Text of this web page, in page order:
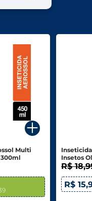
Multi
Insetos
Essencial
R$
R$